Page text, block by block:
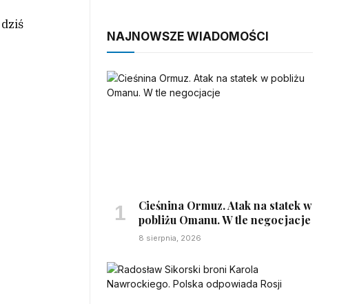
NAJNOWSZE WIADOMOŚCI
Cieśnina Ormuz. Atak na statek w
pobliżu Omanu. W tle negocjacje
8 sierpnia, 2026